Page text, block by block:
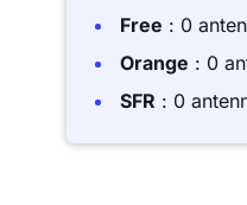
Free : 0
Orange : 0
SFR : 0